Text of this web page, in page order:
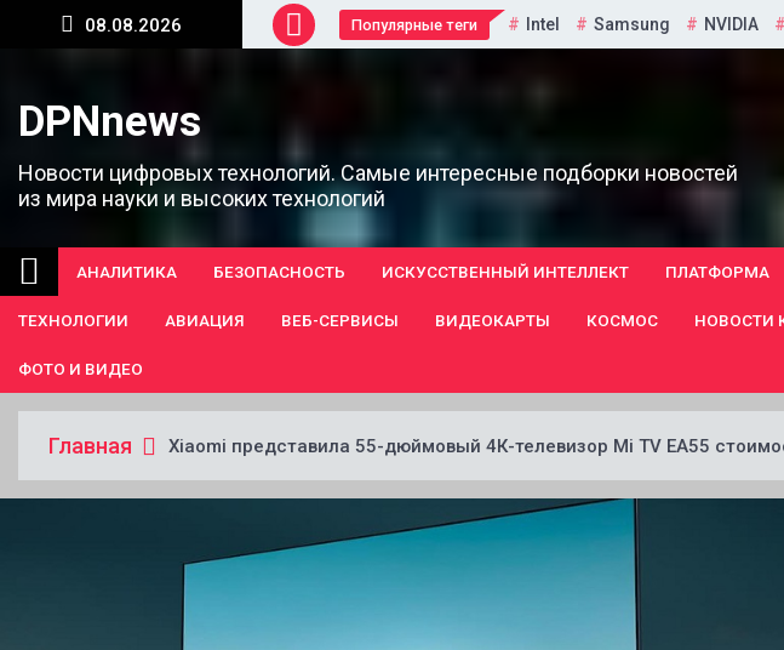
Перейти
08.08.2026 Популярные теги Intel Samsung NVIDIA
DPNnews
Новости цифровых технологий. Самые интересные подборки новостей
из мира науки и высоких технологий
АНАЛИТИКА БЕЗОПАСНОСТЬ ИСКУССТВЕННЫЙ ИНТЕЛЛЕКТ ПЛАТФОРМА
ТЕХНОЛОГИИ АВИАЦИЯ ВЕБ-СЕРВИСЫ ВИДЕОКАРТЫ КОСМОС НОВОСТИ
ФОТО И ВИДЕО
Главная Xiaomi представила 55-дюймовый 4К-телевизор Mi TV EA55